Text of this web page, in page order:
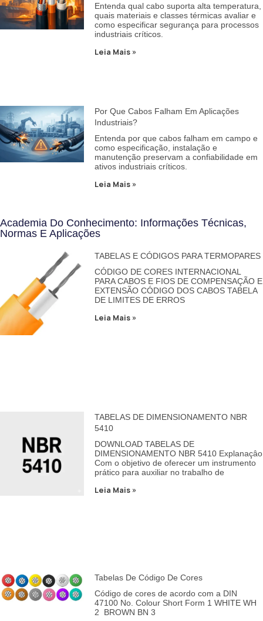
Entenda qual cabo suporta alta temperatura,
quais materiais e classes térmicas avaliar e
como especificar segurança para processos
industriais críticos.
Leia Mais »
Por Que Cabos Falham Em Aplicações
Industriais?
Entenda por que cabos falham em campo e
como especificação, instalação e
manutenção preservam a confiabilidade em
ativos industriais críticos.
Leia Mais »
Academia Do Conhecimento: Informações Técnicas,
Normas E Aplicações
TABELAS E CÓDIGOS PARA TERMOPARES
CÓDIGO DE CORES INTERNACIONAL
PARA CABOS E FIOS DE COMPENSAÇÃO E
EXTENSÃO CÓDIGO DOS CABOS TABELA
DE LIMITES DE ERROS
Leia Mais »
TABELAS DE DIMENSIONAMENTO NBR
5410
DOWNLOAD TABELAS DE
DIMENSIONAMENTO NBR 5410 Explanaçâo
Com o objetivo de oferecer um instrumento
prático para auxiliar no trabalho de
Leia Mais »
Tabelas De Código De Cores
Código de cores de acordo com a DIN
47100 No. Colour Short Form 1 WHITE WH
2 BROWN BN 3